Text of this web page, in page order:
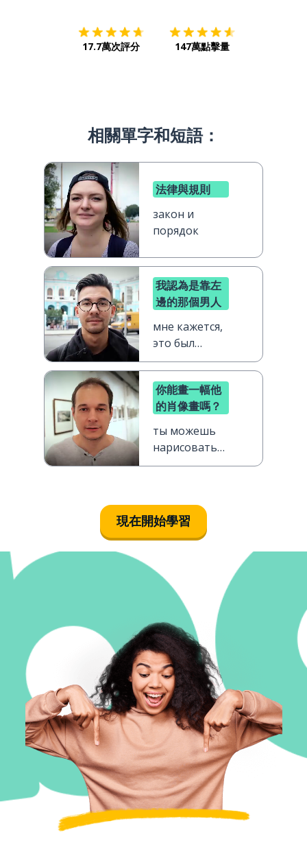
17.7萬次評分 147萬點擊量
相關單字和短語：
法律與規則
закон и
порядок
我認為是靠左
邊的那個男人
мне кажется,
это был
парень слева
你能畫一幅他
的肖像畫嗎？
ты можешь
нарисовать
его портрет?
現在開始學習